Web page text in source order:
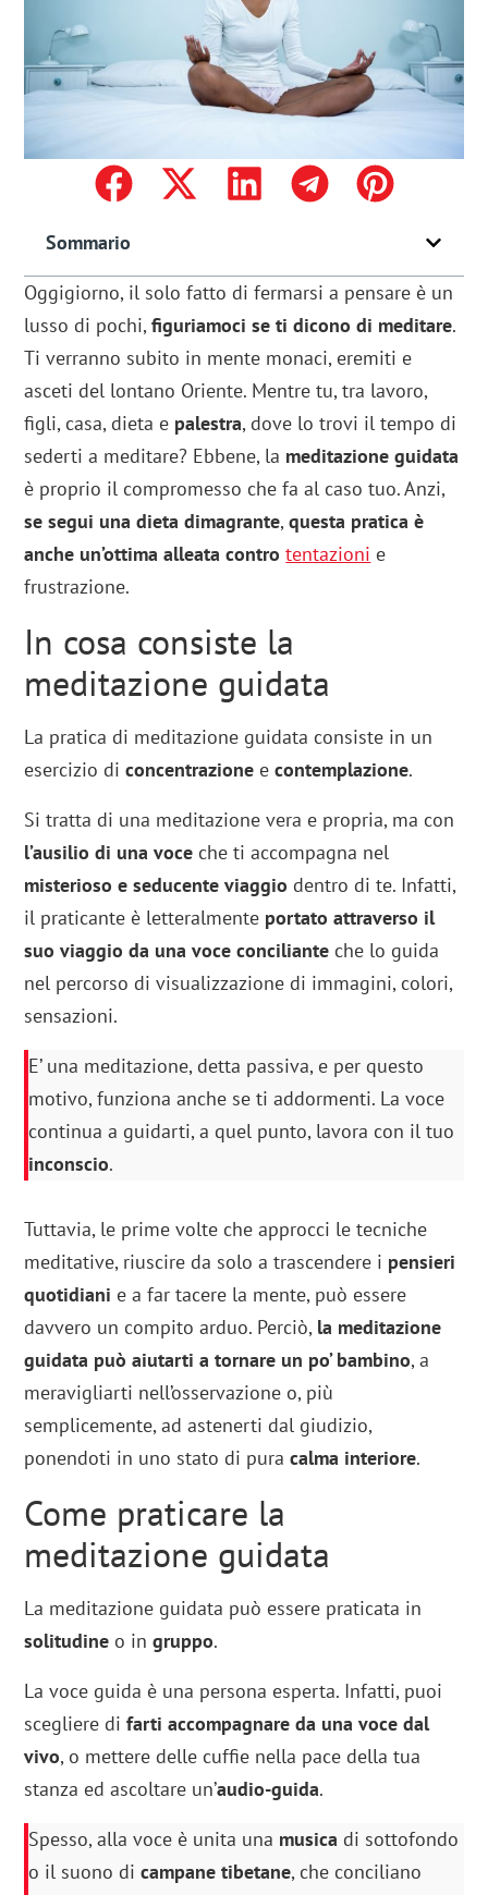
Sommario
Oggigiorno, il solo fatto di fermarsi a pensare è un
lusso di pochi,figuriamoci se ti dicono di meditare.
Ti verranno subito in mente monaci, eremiti e
asceti del lontano Oriente. Mentre tu, tra lavoro,
figli, casa, dieta e palestra, dove lo trovi il tempo di
sederti a meditare? Ebbene, la meditazione guidata
è proprio il compromesso che fa al caso tuo. Anzi,
se segui una dieta dimagrante,questa pratica è
anche un’ottima alleata contro tentazioni e
frustrazione.
In cosa consiste la
meditazione guidata
La pratica di meditazione guidata consiste in un
esercizio diconcentrazione econtemplazione.
Si tratta di una meditazione vera e propria, ma con
l’ausilio di una voce che ti accompagna nel
misterioso e seducente viaggio dentro di te. Infatti,
il praticante è letteralmente portato attraverso il
suo viaggio da una voce conciliante che lo guida
nel percorso di visualizzazione di immagini, colori,
sensazioni.
E’ una meditazione, detta passiva, e per questo
motivo, funziona anche se ti addormenti. La voce
continua a guidarti, a quel punto, lavora con il tuo
inconscio.
Tuttavia, le prime volte che approcci le tecniche
meditative, riuscire da solo a trascendere i pensieri
quotidiani e a far tacere la mente, può essere
davvero un compito arduo. Perciò, la meditazione
guidata può aiutarti a tornare un po’ bambino, a
meravigliarti nell’osservazione o, più
semplicemente, ad astenerti dal giudizio,
ponendoti in uno stato di puracalma interiore.
Come praticare la
meditazione guidata
La meditazione guidata può essere praticata in
solitudine o ingruppo.
La voce guida è una persona esperta. Infatti, puoi
scegliere di farti accompagnare da una voce dal
vivo, o mettere delle cuffie nella pace della tua
stanza ed ascoltare un’audio-guida.
Spesso, alla voce è unita una musica di sottofondo
o il suono dicampane tibetane, che conciliano